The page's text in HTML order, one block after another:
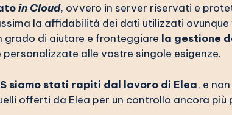
in Cloud, ovvero in server riservati e
la affidabilità dei dati utilizzati
grado di aiutare e fronteggiare la gestione
personalizzate alle vostre singole esigenze.
siamo stati rapiti dal lavoro di Elea, e
offerti da Elea per un controllo ancora